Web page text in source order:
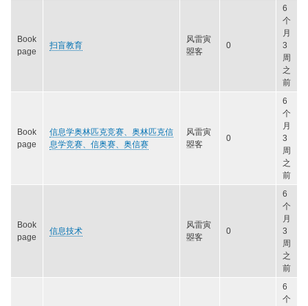
Book
page
扫盲教育
风雷寅
曌客
0
6
个
月
3
周
之
前
Book
page
信息学奥林匹克竞赛、奥林匹克信
息学竞赛、信奥赛、奥信赛
风雷寅
曌客
0
6
个
月
3
周
之
前
Book
page
信息技术
风雷寅
曌客
0
6
个
月
3
周
之
前
6
个